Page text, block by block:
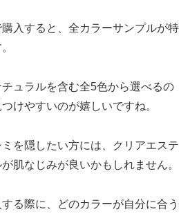
入すると、全カラーサンプルが特
ュラルを含む全5色から選べるの
けやすいのが嬉しいですね。
を隠したい方には、クリアエステ
肌なじみが良いかもしれません。
る際に、どのカラーが自分に合う